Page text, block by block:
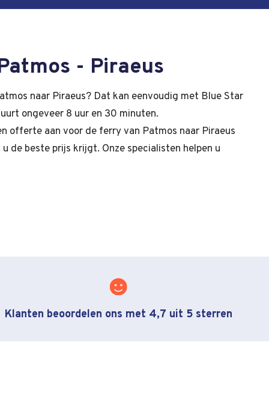
- Piraeus
naar Piraeus? Dat kan eenvoudig met Blue Star
ongeveer 8 uur en 30 minuten.
offerte aan voor de ferry van Patmos naar Piraeus
de beste prijs krijgt. Onze specialisten helpen u
Klanten beoordelen ons met 4,7 uit 5 sterren